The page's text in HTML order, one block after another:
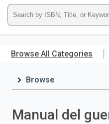
main
RedShelf
Type
ISBN,
Title,
Browse All Categories
Browse
Manual del